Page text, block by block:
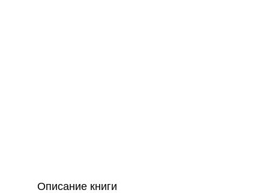
Описание книги